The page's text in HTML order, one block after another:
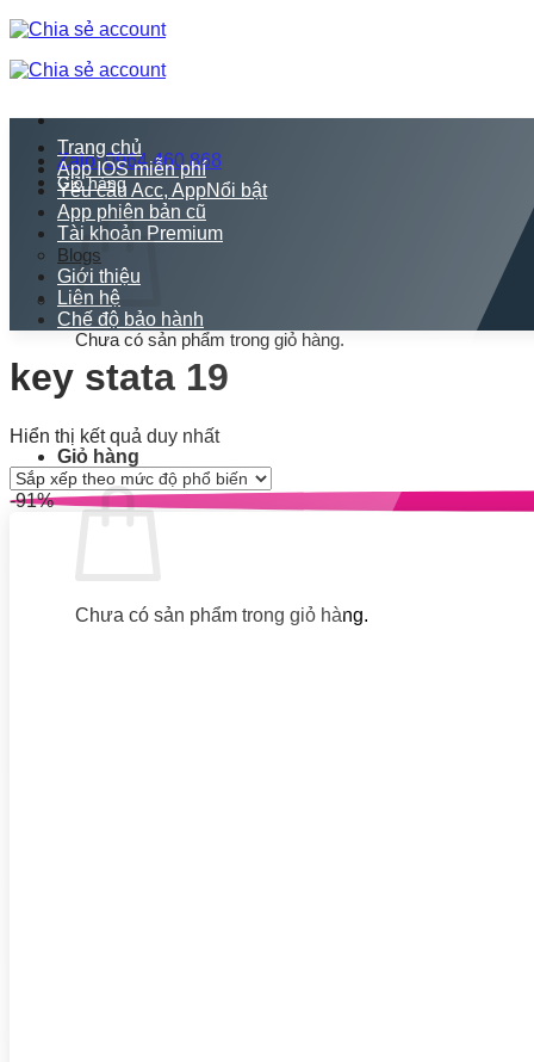
Bỏ
qua
nội
dung
Zalo: 0964.460.868
Giỏ hàng
Chưa có sản phẩm trong giỏ hàng.
Quay trở lại cửa hàng
Giỏ hàng
Chưa có sản phẩm trong giỏ hàng.
Trang chủ
App IOS miễn phí
Yêu cầu Acc, App
App phiên bản cũ
Tài khoản Premium
Blogs
Giới thiệu
Liên hệ
Chế độ bảo hành
key stata 19
Hiển thị kết quả duy nhất
-91%